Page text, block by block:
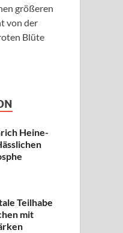
größeren
von der
Blüte
Heine-
Teilhabe
mit